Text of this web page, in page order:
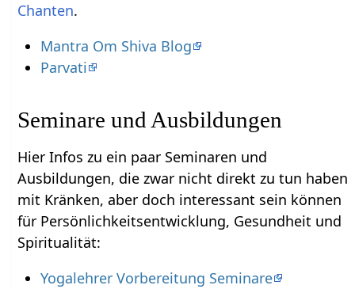
Chanten.
Mantra Om Shiva Blog
Parvati
Seminare und Ausbildungen
Hier Infos zu ein paar Seminaren und
Ausbildungen, die zwar nicht direkt zu tun haben
mit Kränken‏‎, aber doch interessant sein können
für Persönlichkeitsentwicklung, Gesundheit und
Spiritualität:
Yogalehrer Vorbereitung Seminare